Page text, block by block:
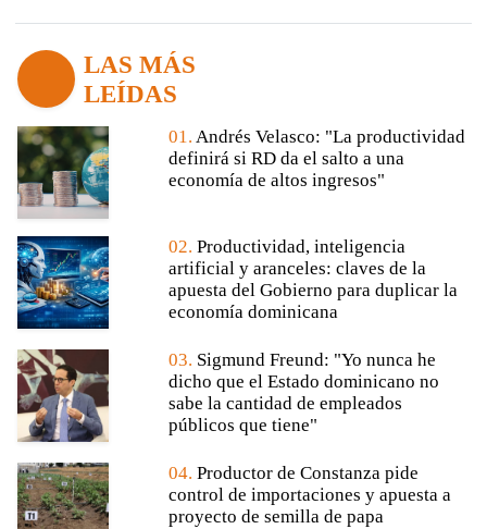
LAS MÁS
LEÍDAS
01. Andrés Velasco: "La productividad
definirá si RD da el salto a una
economía de altos ingresos"
02. Productividad, inteligencia
artificial y aranceles: claves de la
apuesta del Gobierno para duplicar la
economía dominicana
03. Sigmund Freund: "Yo nunca he
dicho que el Estado dominicano no
sabe la cantidad de empleados
públicos que tiene"
04. Productor de Constanza pide
control de importaciones y apuesta a
proyecto de semilla de papa